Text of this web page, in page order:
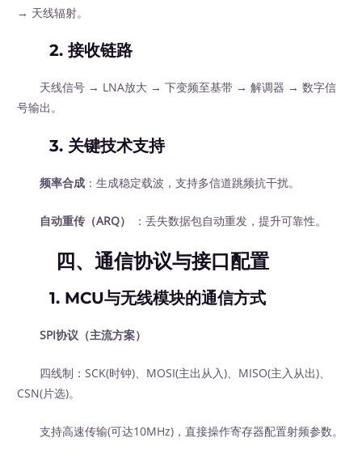
→ 天线辐射。
2.接收链路
天线信号 → LNA放大 → 下变频至基带 → 解调器 → 数字信
号输出。
3. 关键技术支持
频率合成 ：生成稳定载波，支持多信道跳频抗干扰。
自动重传（ARQ） ：丢失数据包自动重发，提升可靠性。
四、通信协议与接口配置
1. MCU与无线模块的通信方式
SPI协议（主流方案）
四线制：SCK(时钟)、MOSI(主出从入)、MISO(主入从出)、
CSN(片选)。
支持高速传输(可达10MHz)，直接操作寄存器配置射频参数。